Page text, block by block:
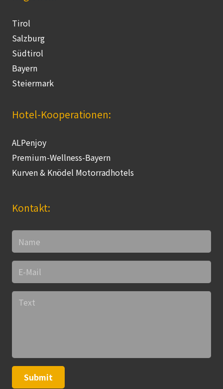
Tirol
Salzburg
Südtirol
Bayern
Steiermark
Hotel-Kooperationen:
ALPenjoy
Premium-Wellness-Bayern
Kurven & Knödel Motorradhotels
Kontakt:
Submit